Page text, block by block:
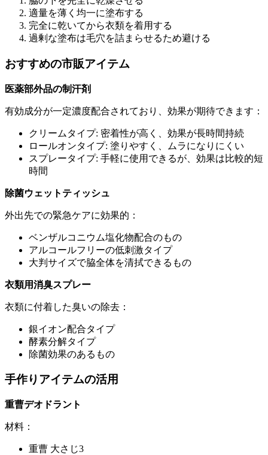
適量を薄く均一に塗布する
完全に乾いてから衣類を着用する
過剰な塗布は毛穴を詰まらせるため避ける
おすすめの市販アイテム
医薬部外品の制汗剤
有効成分が一定濃度配合されており、効果が期待できます：
クリームタイプ: 密着性が高く、効果が長時間持続
ロールオンタイプ: 塗りやすく、ムラになりにくい
スプレータイプ: 手軽に使用できるが、効果は比較的短
時間
除菌ウェットティッシュ
外出先での緊急ケアに効果的：
ベンザルコニウム塩化物配合のもの
アルコールフリーの低刺激タイプ
大判サイズで脇全体を清拭できるもの
衣類用消臭スプレー
衣類に付着した臭いの除去：
銀イオン配合タイプ
酵素分解タイプ
除菌効果のあるもの
手作りアイテムの活用
重曹デオドラント
材料：
重曹 大さじ3